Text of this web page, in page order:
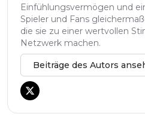
Einfühlungsvermögen und
Spieler und Fans
die sie zu einer wertvollen
Netzwerk machen.
Beiträge des Autors